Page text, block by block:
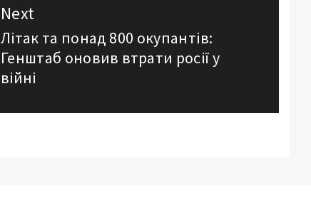
Next
Next
post:
Літак та понад 800 окупантів:
Генштаб оновив втрати росії у
війні